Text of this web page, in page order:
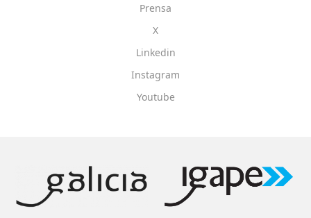
Prensa
X
Linkedin
Instagram
Youtube